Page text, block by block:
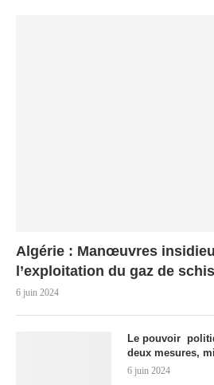
Algérie : Manœuvres
l’exploitation du gaz de
6 juin 2024
Le pouvoir
deux mesures,
6 juin 2024